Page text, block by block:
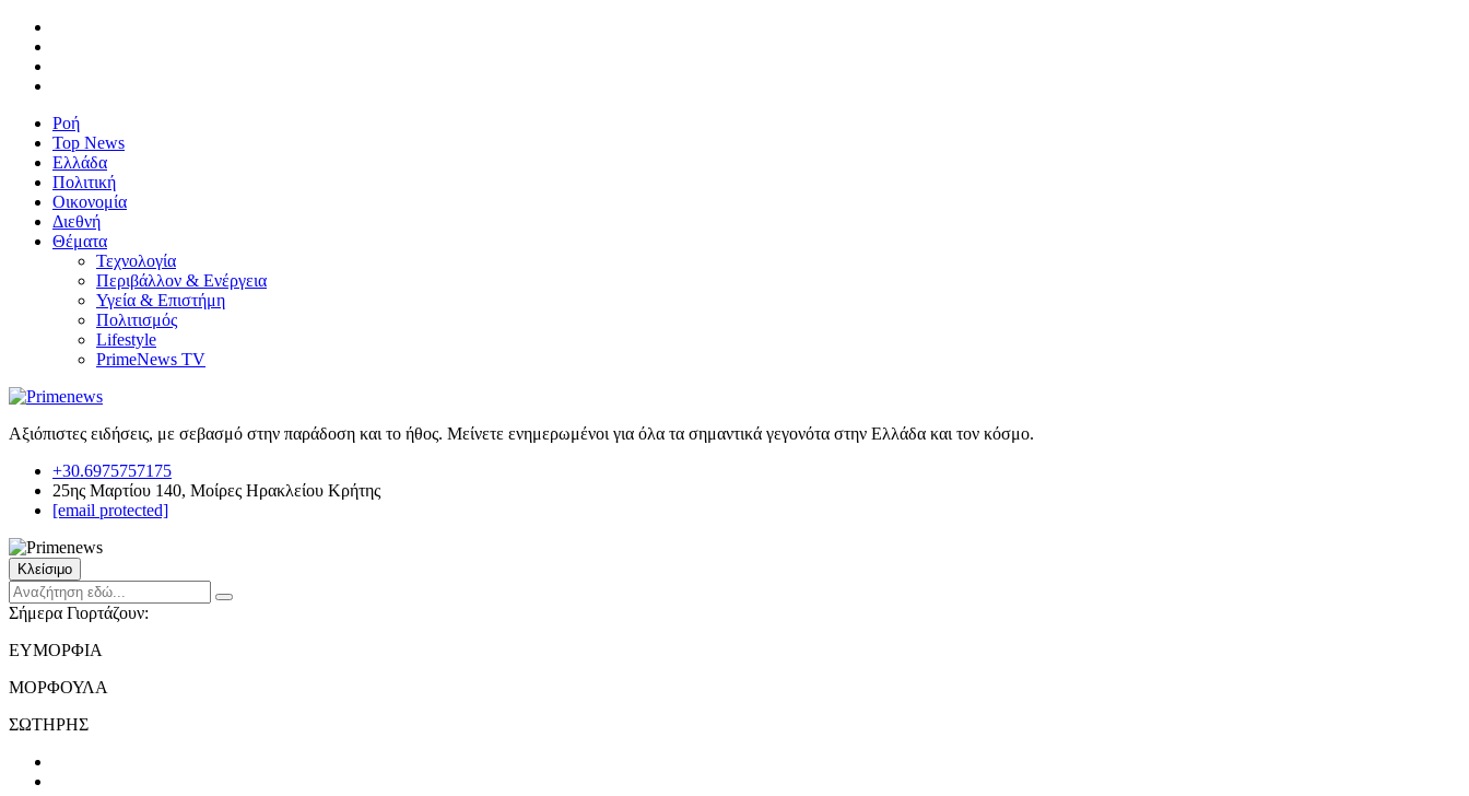
Ροή
Top News
Ελλάδα
Πολιτική
Οικονομία
Διεθνή
Θέματα
Τεχνολογία
Περιβάλλον & Ενέργεια
Υγεία & Επιστήμη
Πολιτισμός
Lifestyle
PrimeNews TV
Αξιόπιστες ειδήσεις, με σεβασμό στην παράδοση και το ήθος. Μείνετε ενημερωμένοι για όλα τα σημαντικά γεγονότα στην Ελλάδα και τον κόσμο.
+30.6975757175
25ης Μαρτίου 140, Μοίρες Ηρακλείου Κρήτης
[email protected]
Κλείσιμο
Σήμερα Γιορτάζουν:
ΕΥΜΟΡΦΙΑ
ΜΟΡΦΟΥΛΑ
ΣΩΤΗΡΗΣ